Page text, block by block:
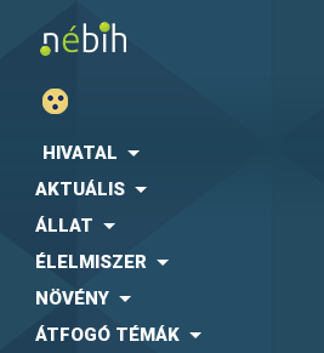
HIVATAL
AKTUÁLIS
ÁLLAT
ÉLELMISZER
NÖVÉNY
ÁTFOGÓ TÉMÁK